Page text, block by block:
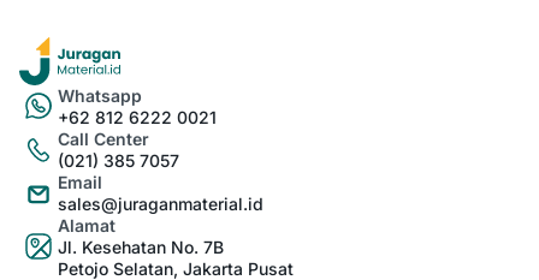
Whatsapp
+62 812 6222 0021
Call Center
(021) 385 7057
Email
sales@juraganmaterial.id
Alamat
Jl. Kesehatan No. 7B
Petojo Selatan, Jakarta Pusat